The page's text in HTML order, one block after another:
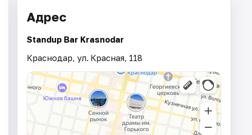
Адрес
Standup Bar Krasnodar
Краснодар, ул. Красная, 118